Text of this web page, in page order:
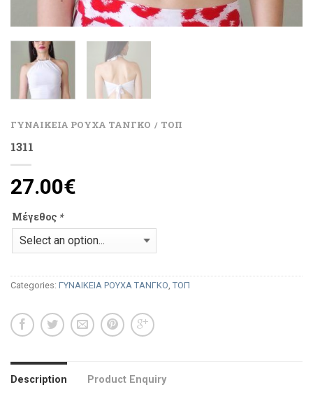
ΓΥΝΑΙΚΕΙΑ ΡΟΥΧΑ ΤΑΝΓΚΟ / ΤΟΠ
1311
27.00€
Μέγεθος *
Categories: ΓΥΝΑΙΚΕΙΑ ΡΟΥΧΑ ΤΑΝΓΚΟ ΤΟΠ
Description Product Enquiry